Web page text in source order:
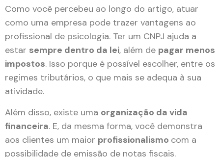
Como você percebeu ao longo do artigo, atuar
como uma empresa pode trazer vantagens ao
profissional de psicologia. Ter um CNPJ ajuda a
estar sempre dentro da lei, além de pagar menos
impostos. Isso porque é possível escolher, entre os
regimes tributários, o que mais se adequa à sua
atividade.
Além disso, existe uma organização da vida
financeira. E, da mesma forma, você demonstra
aos clientes um maior profissionalismo com a
possibilidade de emissão de notas fiscais.